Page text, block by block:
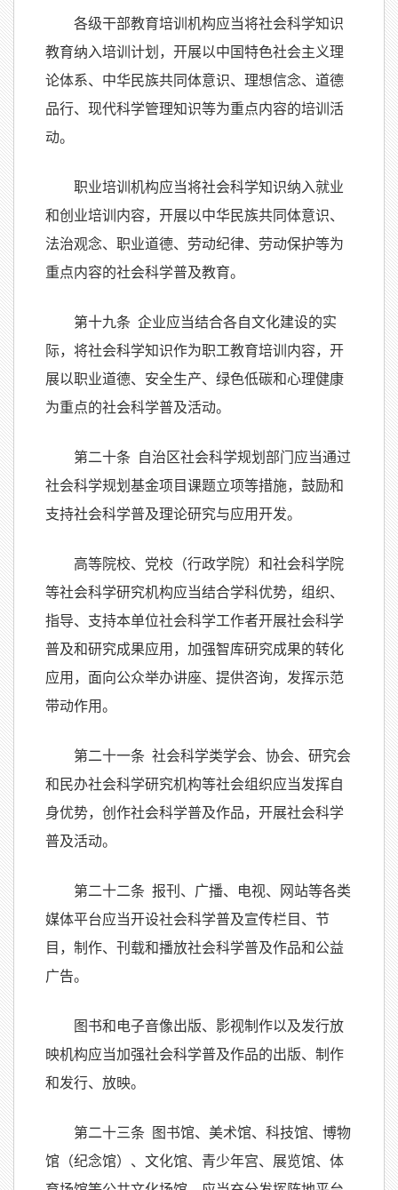
各级干部教育培训机构应当将社会科学知识
教育纳入培训计划，开展以中国特色社会主义理
论体系、中华民族共同体意识、理想信念、道德
品行、现代科学管理知识等为重点内容的培训活
动。
职业培训机构应当将社会科学知识纳入就业
和创业培训内容，开展以中华民族共同体意识、
法治观念、职业道德、劳动纪律、劳动保护等为
重点内容的社会科学普及教育。
第十九条 企业应当结合各自文化建设的实
际，将社会科学知识作为职工教育培训内容，开
展以职业道德、安全生产、绿色低碳和心理健康
为重点的社会科学普及活动。
第二十条 自治区社会科学规划部门应当通过
社会科学规划基金项目课题立项等措施，鼓励和
支持社会科学普及理论研究与应用开发。
高等院校、党校（行政学院）和社会科学院
等社会科学研究机构应当结合学科优势，组织、
指导、支持本单位社会科学工作者开展社会科学
普及和研究成果应用，加强智库研究成果的转化
应用，面向公众举办讲座、提供咨询，发挥示范
带动作用。
第二十一条 社会科学类学会、协会、研究会
和民办社会科学研究机构等社会组织应当发挥自
身优势，创作社会科学普及作品，开展社会科学
普及活动。
第二十二条 报刊、广播、电视、网站等各类
媒体平台应当开设社会科学普及宣传栏目、节
目，制作、刊载和播放社会科学普及作品和公益
广告。
图书和电子音像出版、影视制作以及发行放
映机构应当加强社会科学普及作品的出版、制作
和发行、放映。
第二十三条 图书馆、美术馆、科技馆、博物
馆（纪念馆）、文化馆、青少年宫、展览馆、体